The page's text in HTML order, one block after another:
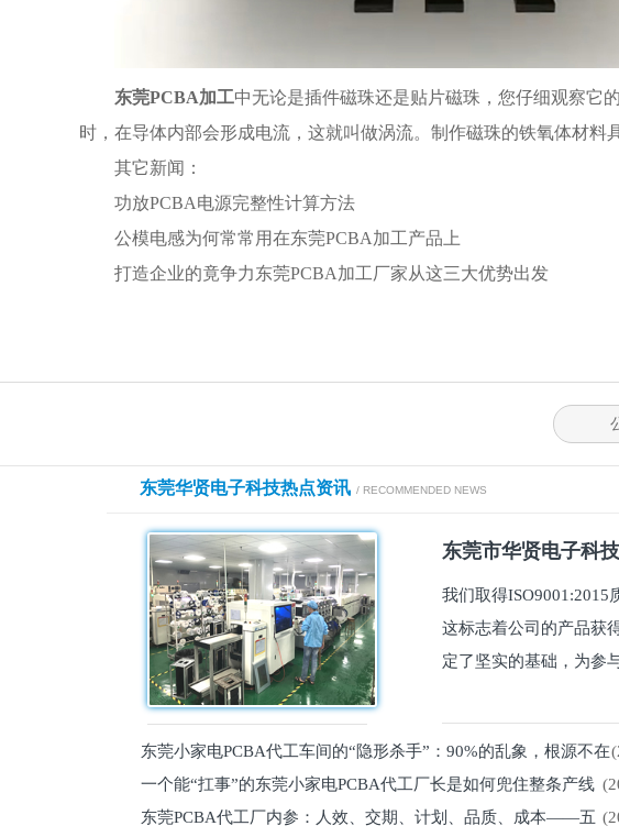
东莞PCBA加工中无论是插件磁珠还是贴片磁珠，您仔细观察它
时，在导体内部会形成电流，这就叫做涡流。制作磁珠的铁氧体材
其它新闻：
功放PCBA电源完整性计算方法
公模电感为何常常用在东莞PCBA加工产品上
打造企业的竟争力东莞PCBA加工厂家从这三大优势出发
东莞华贤电子科技热点资讯 / RECOMMENDED NEWS
东莞市华贤电子科
我们取得ISO9001:2015
这标志着公司的产品获
定了坚实的基础，为参
东莞小家电PCBA代工车间的“隐形杀手”：90%的乱象，根源不在
员工一个能“扛事”的东莞小家电PCBA代工厂长是如何兜住整条产线
东莞PCBA代工厂内参：人效、交期、计划、品质、成本——五